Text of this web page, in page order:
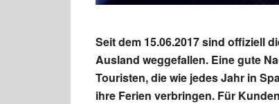
Seit dem 15.06.2017 sind offiziell
Ausland weggefallen. Eine gute
Touristen, die wie jedes Jahr in
ihre Ferien verbringen. Für